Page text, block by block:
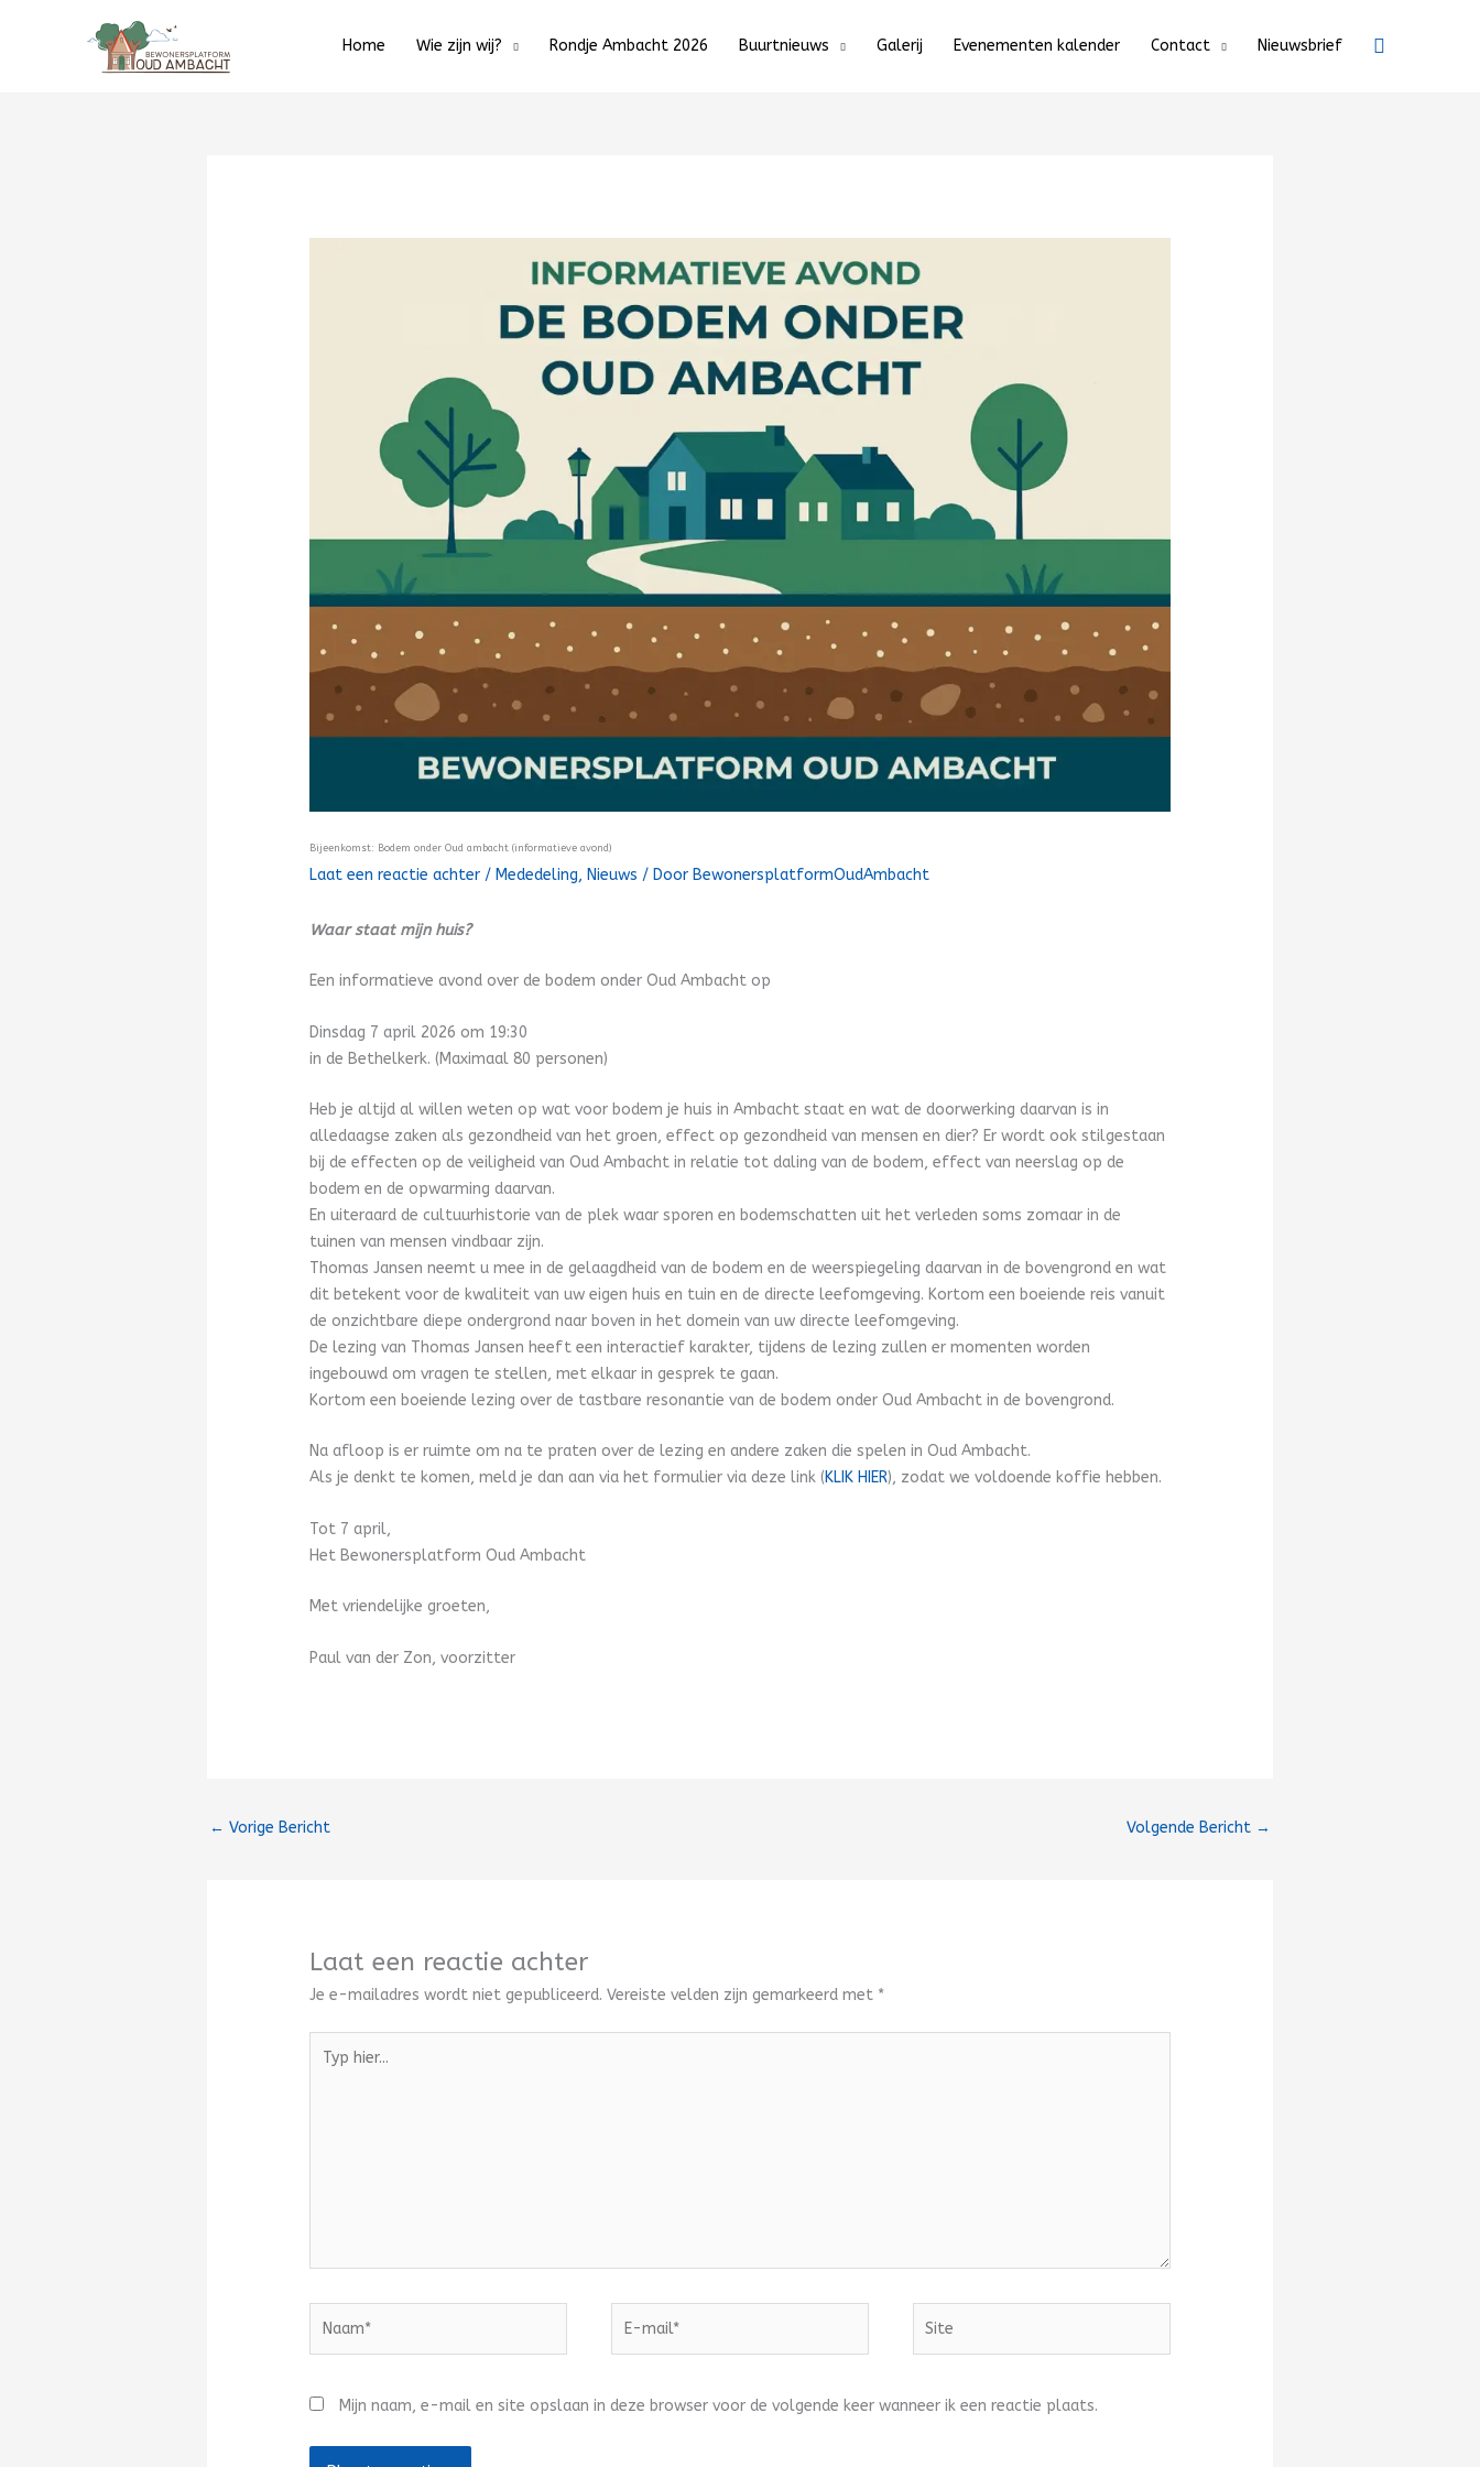
Home Wie zijn wij? Rondje Ambacht 2026 Buurtnieuws Galerij Evenementen kalender Contact Nieuwsbrief Zoeken
Bijeenkomst: Bodem onder Oud ambacht (informatieve avond)
Laat een reactie achter / Mededeling, Nieuws / Door BewonersplatformOudAmbacht
Waar staat mijn huis?
Een informatieve avond over de bodem onder Oud Ambacht op
Dinsdag 7 april 2026 om 19:30
in de Bethelkerk. (Maximaal 80 personen)
Heb je altijd al willen weten op wat voor bodem je huis in Ambacht staat en wat de doorwerking daarvan is in
alledaagse zaken als gezondheid van het groen, effect op gezondheid van mensen en dier? Er wordt ook stilgestaan
bij de effecten op de veiligheid van Oud Ambacht in relatie tot daling van de bodem, effect van neerslag op de
bodem en de opwarming daarvan.
En uiteraard de cultuurhistorie van de plek waar sporen en bodemschatten uit het verleden soms zomaar in de
tuinen van mensen vindbaar zijn.
Thomas Jansen neemt u mee in de gelaagdheid van de bodem en de weerspiegeling daarvan in de bovengrond en wat
dit betekent voor de kwaliteit van uw eigen huis en tuin en de directe leefomgeving. Kortom een boeiende reis vanuit
de onzichtbare diepe ondergrond naar boven in het domein van uw directe leefomgeving.
De lezing van Thomas Jansen heeft een interactief karakter, tijdens de lezing zullen er momenten worden
ingebouwd om vragen te stellen, met elkaar in gesprek te gaan.
Kortom een boeiende lezing over de tastbare resonantie van de bodem onder Oud Ambacht in de bovengrond.
Na afloop is er ruimte om na te praten over de lezing en andere zaken die spelen in Oud Ambacht.
Als je denkt te komen, meld je dan aan via het formulier via deze link (KLIK HIER), zodat we voldoende koffie hebben.
Tot 7 april,
Het Bewonersplatform Oud Ambacht
Met vriendelijke groeten,
Paul van der Zon, voorzitter
← Vorige Bericht Volgende Bericht →
Laat een reactie achter
Je e-mailadres wordt niet gepubliceerd. Vereiste velden zijn gemarkeerd met *
hier...
Mijn naam, e-mail en site opslaan in deze browser voor de volgende keer wanneer ik een reactie plaats.